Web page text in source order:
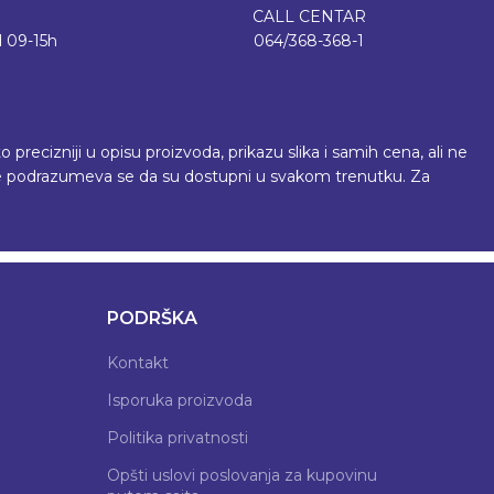
15h
CALL CENTAR
064/368-368-1
u opisu proizvoda, prikazu slika i samih cena, ali ne
se da su dostupni u svakom trenutku. Za
PODRŠKA
Kontakt
Isporuka proizvoda
Politika privatnosti
Opšti uslovi poslovanja za kupovinu